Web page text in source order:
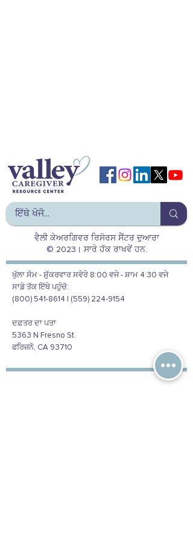
ਵੈਲੀ ਕੇਅਰਗਿਵਰ ਰਿਸੋਰਸ ਸੈਂਟਰ ਦੁਆਰਾ
© 2023। ਸਾਰੇ ਹੱਕ ਰਾਖਵੇਂ ਹਨ.
ਖੁੱਲਾ ਸੋਮ - ਸ਼ੁੱਕਰਵਾਰ ਸਵੇਰੇ 8:00 ਵਜੇ - ਸ਼ਾਮ 4:30 ਵਜੇ
ਸਾਡੇ ਤੱਕ ਇੱਥੇ ਪਹੁੰਚੋ:
(800) 541-8614 | (559) 224-9154
ਦਫ਼ਤਰ ਦਾ ਪਤਾ
5363 N Fresno St.
ਫਰਿਜ਼ਨੋ, CA 93710